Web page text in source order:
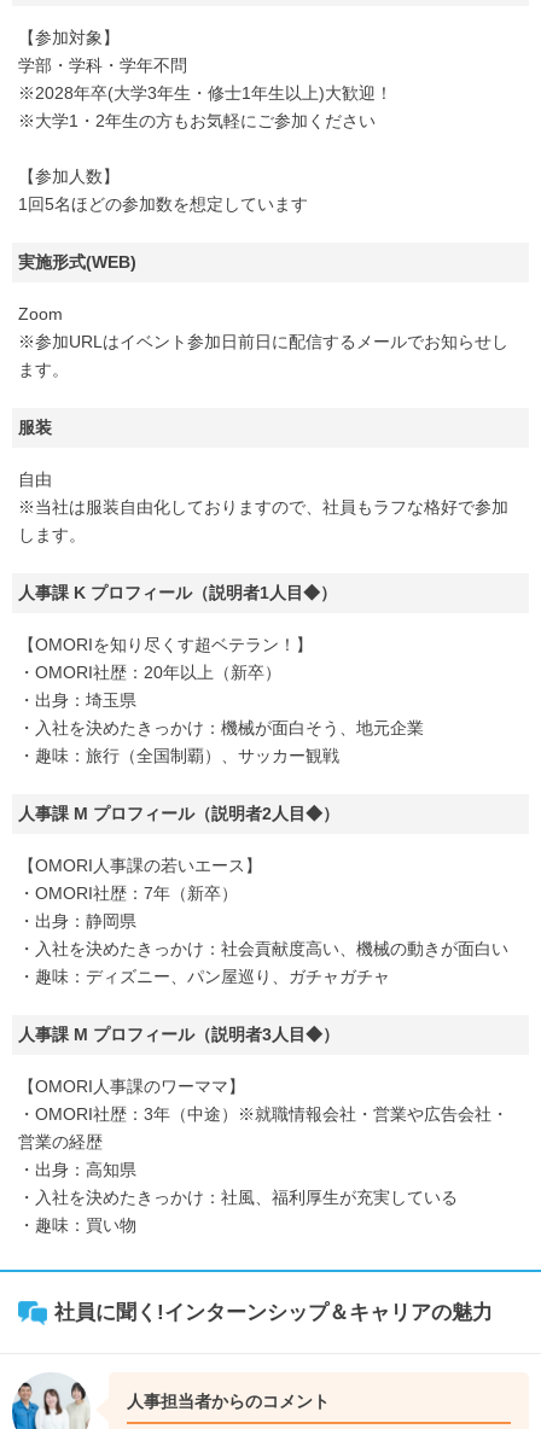
【参加対象】
学部・学科・学年不問
※2028年卒(大学3年生・修士1年生以上)大歓迎！
※大学1・2年生の方もお気軽にご参加ください
【参加人数】
1回5名ほどの参加数を想定しています
実施形式(WEB)
Zoom
※参加URLはイベント参加日前日に配信するメールでお知らせし
ます。
服装
自由
※当社は服装自由化しておりますので、社員もラフな格好で参加
します。
人事課 K プロフィール（説明者1人目◆）
【OMORIを知り尽くす超ベテラン！】
・OMORI社歴：20年以上（新卒）
・出身：埼玉県
・入社を決めたきっかけ：機械が面白そう、地元企業
・趣味：旅行（全国制覇）、サッカー観戦
人事課 M プロフィール（説明者2人目◆）
【OMORI人事課の若いエース】
・OMORI社歴：7年（新卒）
・出身：静岡県
・入社を決めたきっかけ：社会貢献度高い、機械の動きが面白い
・趣味：ディズニー、パン屋巡り、ガチャガチャ
人事課 M プロフィール（説明者3人目◆）
【OMORI人事課のワーママ】
・OMORI社歴：3年（中途）※就職情報会社・営業や広告会社・
営業の経歴
・出身：高知県
・入社を決めたきっかけ：社風、福利厚生が充実している
・趣味：買い物
社員に聞く!インターンシップ＆キャリアの魅力
人事担当者からのコメント